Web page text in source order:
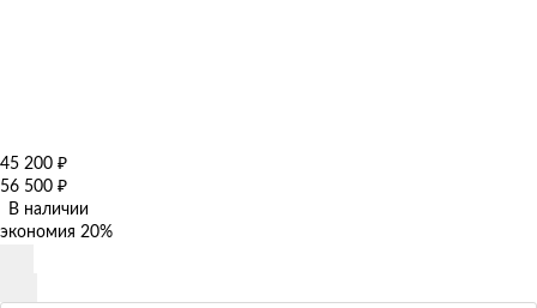
45 200 ₽
56 500 ₽
В наличии
экономия 20%